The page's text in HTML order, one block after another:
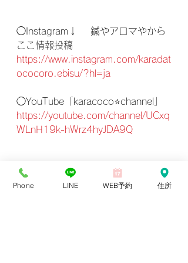
◯Instagram↓ 　鍼やアロマやから
ここ情報投稿
https://www.instagram.com/karadat
ococoro.ebisu/?hl=ja
◯YouTube「karacoco⭐️channel」
https://youtube.com/channel/UCxq
WLnH19k-hWrz4hyJDA9Q
👍ボタン、チャンネル登録よろしく
お願いいたします。
Phone LINE WEB予約 住所